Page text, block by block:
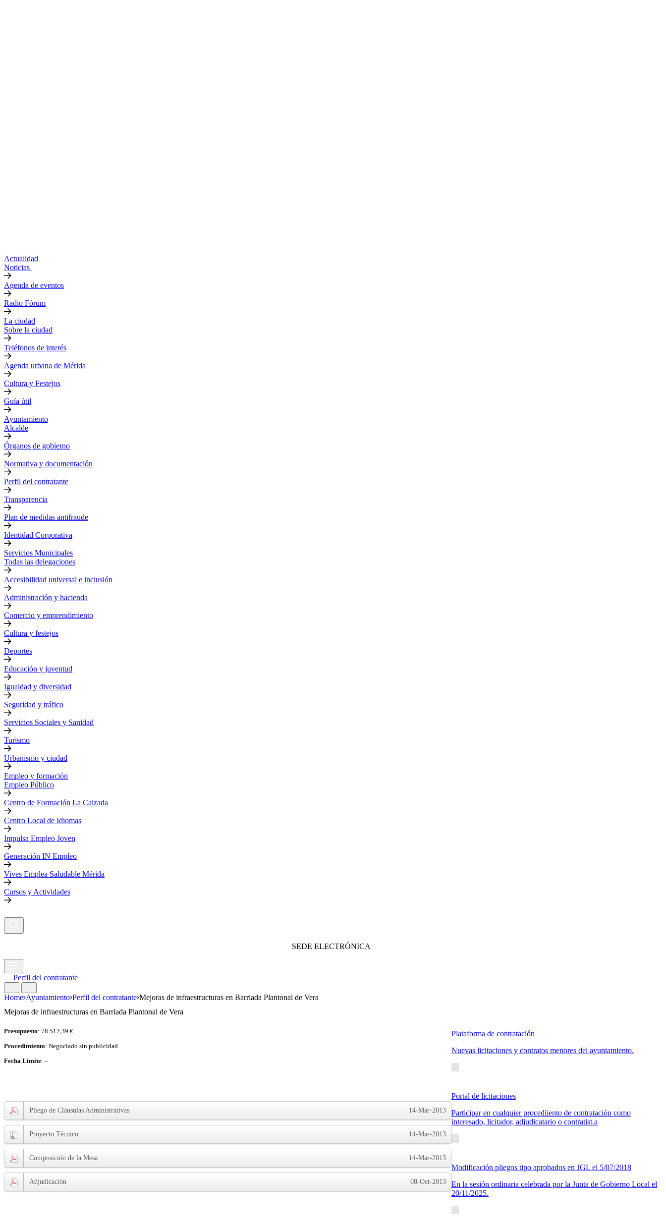
Actualidad
Noticias
Agenda de eventos
Radio Fórum
La ciudad
Sobre la ciudad
Teléfonos de interés
Agenda urbana de Mérida
Cultura y Festejos
Guía útil
Ayuntamiento
Alcalde
Órganos de gobierno
Normativa y documentación
Perfil del contratante
Transparencia
Plan de medidas antifraude
Identidad Corporativa
Servicios Municipales
Todas las delegaciones
Accesibilidad universal e inclusión
Administración y hacienda
Comercio y emprendimiento
Cultura y festejos
Deportes
Educación y juventud
Igualdad y diversidad
Seguridad y tráfico
Servicios Sociales y Sanidad
Turismo
Urbanismo y ciudad
Empleo y formación
Empleo Público
Centro de Formación La Calzada
Centro Local de Idiomas
Impulsa Empleo Joven
Generación IN Empleo
Vives Emplea Saludable Mérida
Cursos y Actividades
SEDE ELECTRÓNICA
Perfil del contratante
Home Ayuntamiento Perfil del contratante Mejoras de infraestructuras en Barriada Plantonal de Vera
Mejoras de infraestructuras en Barriada Plantonal de Vera
Presupuesto: 78.512,39 €
Procedimiento: Negociado sin publicidad
Fecha Límite: –
14-Mar-2013
Pliego de Cláusulas Administrativas
14-Mar-2013
Proyecto Técnico
14-Mar-2013
Composición de la Mesa
08-Oct-2013
Adjudicación
Plataforma de contratación
Nuevas licitaciones y contratos menores del ayuntamiento.
Portal de licitaciones
Participar en cualquier procediiento de contratación como
interesado, licitador, adjudicatario o contratist.a
Modificación pliegos tipo aprobados en JGL el 5/07/2018
En la sesión ordinaria celebrada por la Junta de Gobierno Local el
20/11/2025.